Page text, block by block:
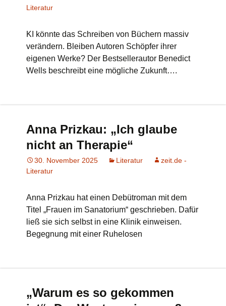
Literatur
KI könnte das Schreiben von Büchern massiv
verändern. Bleiben Autoren Schöpfer ihrer
eigenen Werke? Der Bestsellerautor Benedict
Wells beschreibt eine mögliche Zukunft….
Anna Prizkau: „Ich glaube
nicht an Therapie“
30. November 2025 Literatur
zeit.de -
Literatur
Anna Prizkau hat einen Debütroman mit dem
Titel „Frauen im Sanatorium“ geschrieben. Dafür
ließ sie sich selbst in eine Klinik einweisen.
Begegnung mit einer Ruhelosen
„Warum es so gekommen